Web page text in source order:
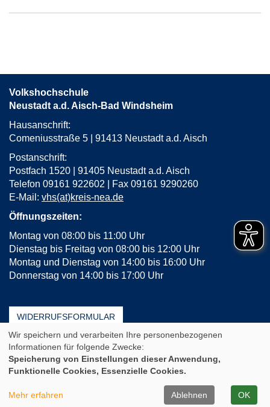
Volkshochschule
Neustadt a.d. Aisch-Bad Windsheim
Hausanschrift:
Comeniusstraße 5 | 91413 Neustadt a.d. Aisch
Postanschrift:
Postfach 1520 | 91405 Neustadt a.d. Aisch
Telefon 09161 922602 | Fax 09161 9290260
E-Mail: vhs(at)kreis-nea.de
Öffnungszeiten:
Montag von 08:00 bis 11:00 Uhr
Dienstag bis Freitag von 08:00 bis 12:00 Uhr
Montag und Dienstag von 14:00 bis 16:00 Uhr
Donnerstag von 14:00 bis 17:00 Uhr
WIDERRUFSFORMULAR
AGB Impressum
Erklärung zur Barrierefreiheit
Häufige Fragen (FAQ)
Datenschutz
Cookie Einstellungen
Kontrast
Wir speichern und verarbeiten Ihre personenbezogenen
Informationen für folgende Zwecke:
Speicherung von Einstellungen dieser Anwendung,
Funktionelle Cookies, Essenzielle Cookies.
Mehr erfahren Ablehnen OK